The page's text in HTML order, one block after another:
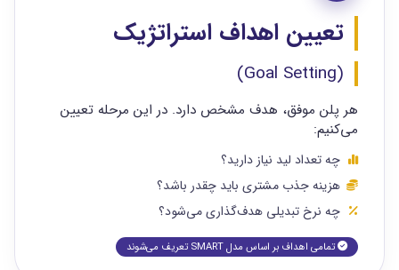
تعیین اهداف استراتژیک
(Goal Setting)
هر پلن موفق، هدف مشخص دارد. در این مرحله تعیین
می‌کنیم:
چه تعداد لید نیاز دارید؟
هزینه جذب مشتری باید چقدر باشد؟
چه نرخ تبدیلی هدف‌گذاری می‌شود؟
تمامی اهداف بر اساس مدل SMART تعریف می‌شوند